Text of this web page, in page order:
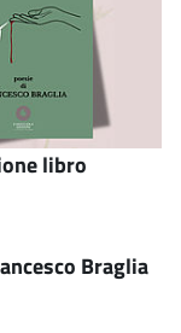
libro
Braglia